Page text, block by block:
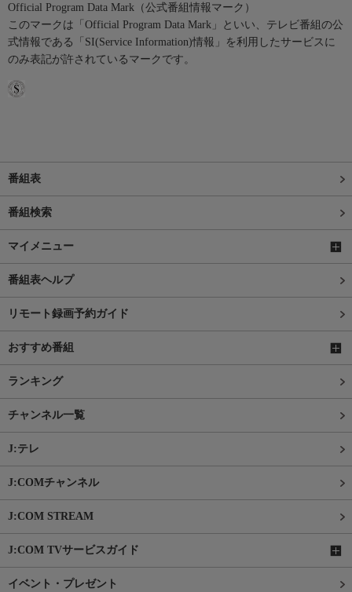
Official Program Data Mark（公式番組情報マーク）
このマークは「Official Program Data Mark」といい、テレビ番組の公
式情報である「SI(Service Information)情報」を利用したサービスに
のみ表記が許されているマークです。
番組表
番組検索
マイメニュー
番組表ヘルプ
リモート録画予約ガイド
おすすめ番組
ランキング
チャンネル一覧
J:テレ
J:COMチャンネル
J:COM STREAM
J:COM TVサービスガイド
イベント・プレゼント